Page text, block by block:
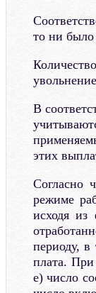
то ни было
В
этих
Согласно
режиме
исходя из
периоду, в
плата. При
е) число